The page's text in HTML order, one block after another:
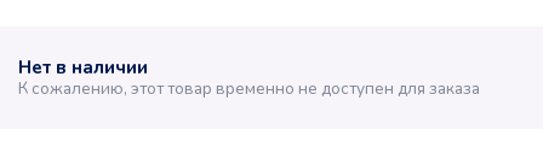
Нет в наличии
К сожалению, этот товар временно не доступен для заказа